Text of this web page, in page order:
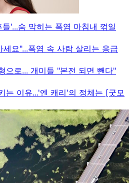
'...숨 막히는 폭염 마침내 꺾일
요"...폭염 속 사람 살리는 응급
으로... 개미들 "본전 되면 뺀다"
는 이유...'엔 캐리'의 정체는 [굿모